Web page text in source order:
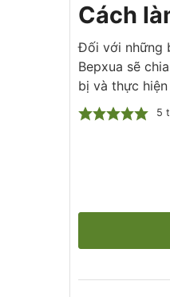
Cách
Đối với những
Bepxua sẽ
bị và thực hiện
5